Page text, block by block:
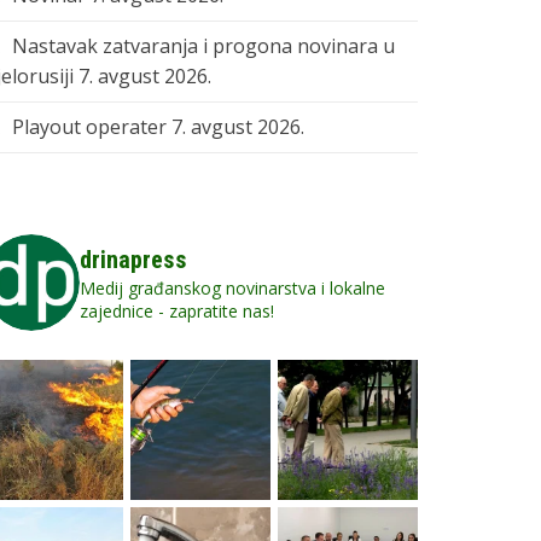
Nastavak zatvaranja i progona novinara u
7. avgust 2026.
Playout operater 7. avgust 2026.
drinapress
Medij građanskog novinarstva i lokalne
zajednice - zapratite nas!